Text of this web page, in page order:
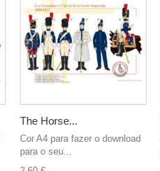
The Horse...
Cor A4 para fazer o download
para o seu...